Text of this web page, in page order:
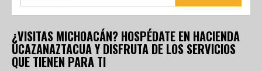
¿VISITAS MICHOACÁN? HOSPÉDATE EN HACIENDA
UCAZANAZTACUA Y DISFRUTA DE LOS SERVICIOS
QUE TIENEN PARA TI